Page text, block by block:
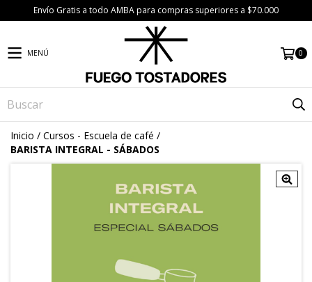
Envío Gratis a todo AMBA para compras superiores a $70.000
MENÚ 0
Inicio / Cursos - Escuela de café /
BARISTA INTEGRAL - SÁBADOS